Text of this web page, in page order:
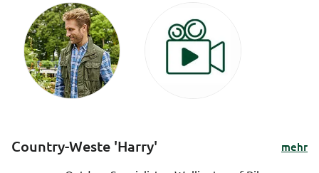
Country-Weste 'Harry'
mehr